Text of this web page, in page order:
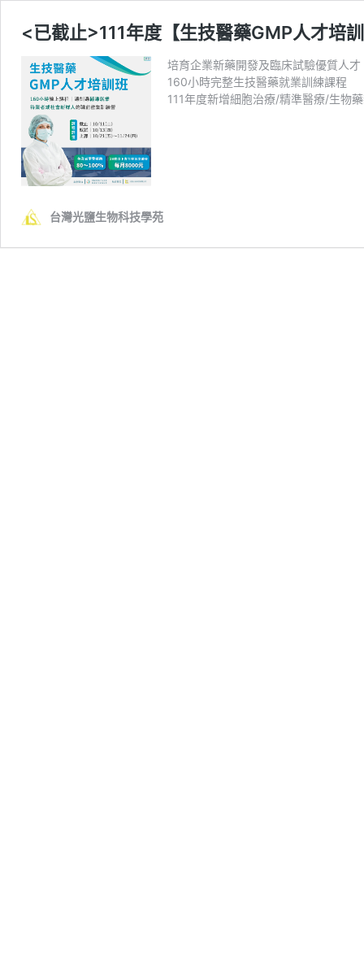
<已截止>111年度【生技醫藥GMP人才培
培育企業新藥開發及臨床試驗優質人
160小時完整生技醫藥就業訓練課程
111年度新增細胞治療/精準醫療/生物
台灣光鹽生物科技學苑